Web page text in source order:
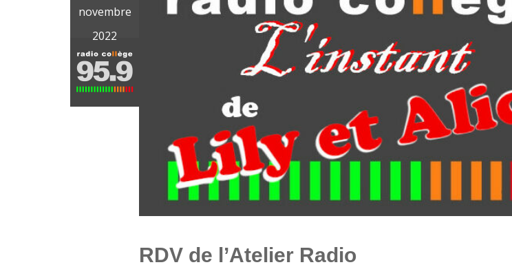
novembre
2022
RDV de l’Atelier Radio